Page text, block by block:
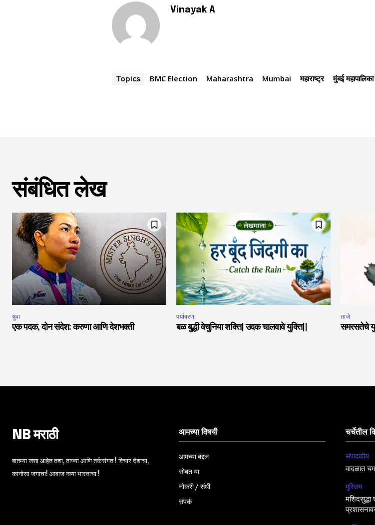
Vinayak A
Topics BMC Election Maharashtra Mumbai महाराष्ट्र मुंबई
संबंधित लेख
युवा
एक पदक, दोन संदेश: करुणा आणि देशभक्ती
पर्यावरण
बळ बुद्धी वेचुनिया शक्ति| उदक चालवावे युक्ति||
ताजे
समरसतेचे
NB मराठी
बातम्या जशा आहेत तशा, ताज्या आणि तर्कसंगत ! विचार देशाचा,
कानोसा जगाचा! आवाज नव्या भारताचा !
आमच्या विषयी
आमच्या बद्दल
सोबत या
नोकरी / संधी
संपर्क
चर्चेतील
संपादकीय
वादळात
मुस्लिम
मशिदसुद्धा